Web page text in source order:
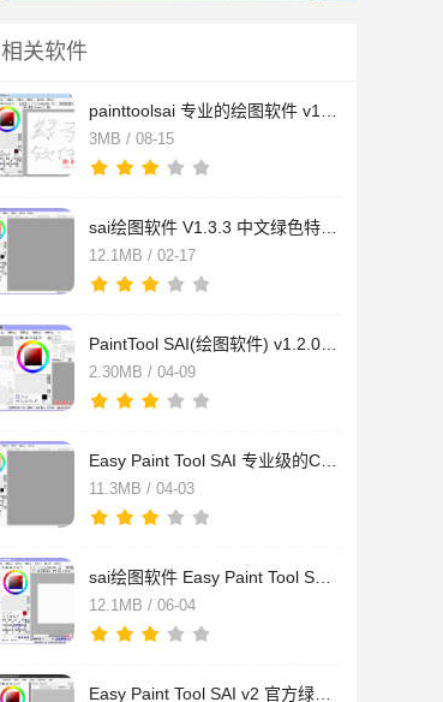
相关软件
3MB / 08-15
12.1MB / 02-17
2.30MB / 04-09
11.3MB / 04-03
12.1MB / 06-04